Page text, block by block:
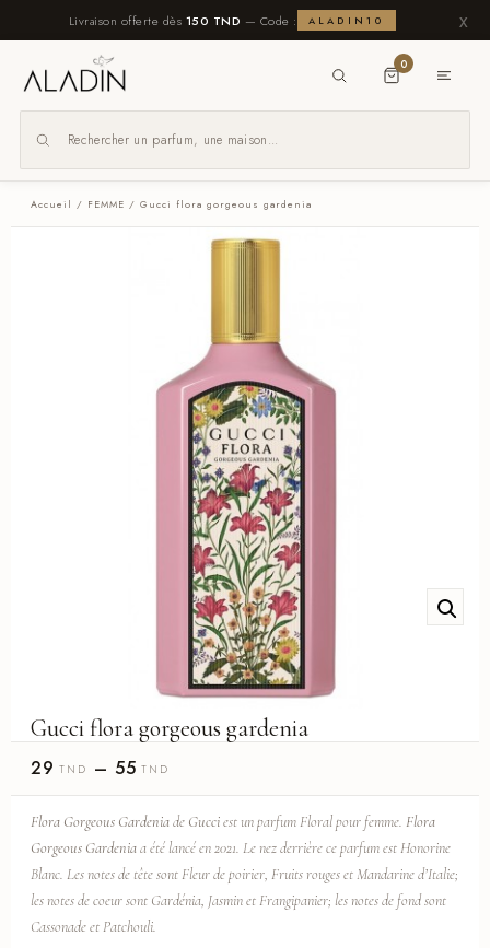
Livraison offerte dès 150 TND — Code : ALADIN10 x
0
x
Accueil / FEMME / Gucci flora gorgeous gardenia
Gucci flora gorgeous gardenia
29 TND – 55 TND
Flora Gorgeous Gardeniade Gucciest un parfum Floral pour femme. Flora
Gorgeous Gardeniaa été lancé en 2021. Le nez derrière ce parfum est Honorine
Blanc. Les notes de tête sont Fleur de poirier, Fruits rouges et Mandarine d’Italie;
les notes de coeur sont Gardénia, Jasmin et Frangipanier; les notes de fond sont
Cassonade et Patchouli.